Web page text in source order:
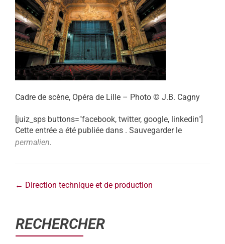
Cadre de scène, Opéra de Lille – Photo © J.B. Cagny
[juiz_sps buttons="facebook, twitter, google, linkedin"]
Cette entrée a été publiée dans . Sauvegarder le
permalien.
← Direction technique et de production
RECHERCHER